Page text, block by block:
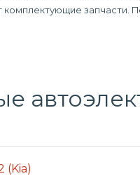
комплектующие запчасти.
(Kia)